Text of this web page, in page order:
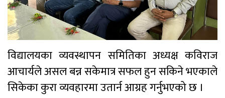
विद्यालयका व्यवस्थापन समितिका अध्यक्ष कविराज
आचार्यले असल बन्न सकेमात्र सफल हुन सकिने भएकाले
सिकेका कुरा व्यवहारमा उतार्न आग्रह गर्नुभएको छ ।